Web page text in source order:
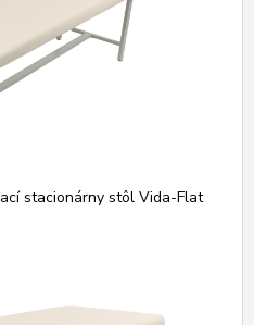
stacionárny stôl Vida-Flat